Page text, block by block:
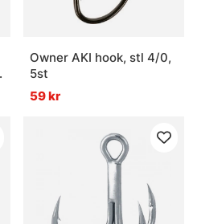
Owner AKI hook, stl 4/0,
5st
59 kr